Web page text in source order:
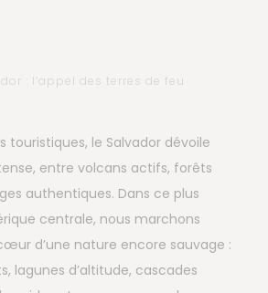
: l’appel des terres de feu
touristiques, le Salvador dévoile
entre volcans actifs, forêts
authentiques. Dans ce plus
centrale, nous marchons
d’une nature encore sauvage :
lagunes d’altitude, cascades